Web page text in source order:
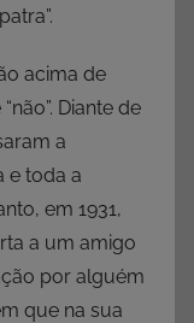
acima de
Diante de
a
e toda a
em 1931,
a um amigo
por alguém
que na sua